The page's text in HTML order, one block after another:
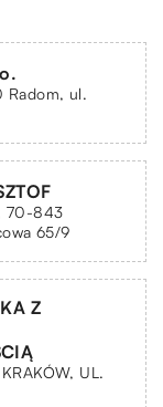
Radom, ul.
70-843
65/9
Z
UL.